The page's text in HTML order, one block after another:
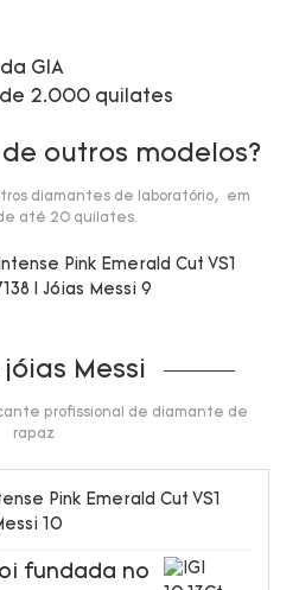
GIA
2.000 quilates
outros modelos?
diamantes de laboratório, em
até 20 quilates.
Messi
profissional de diamante de
rapaz
fundada no